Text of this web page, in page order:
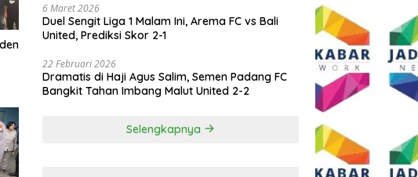
6 Maret 2026
Duel Sengit Liga 1 Malam Ini, Arema FC vs Bali
United, Prediksi Skor 2-1
22 Februari 2026
Dramatis di Haji Agus Salim, Semen Padang FC
Bangkit Tahan Imbang Malut United 2-2
Selengkapnya